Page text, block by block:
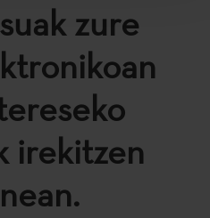
zure
irekitzen